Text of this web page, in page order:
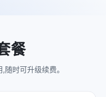
餐
时可升级续费。